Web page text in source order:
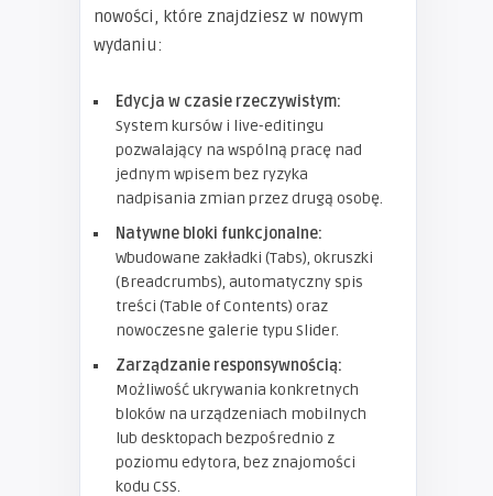
nowości, które znajdziesz w nowym
wydaniu:
Edycja w czasie rzeczywistym:
System kursów i live-editingu
pozwalający na wspólną pracę nad
jednym wpisem bez ryzyka
nadpisania zmian przez drugą osobę.
Natywne bloki funkcjonalne:
Wbudowane zakładki (Tabs), okruszki
(Breadcrumbs), automatyczny spis
treści (Table of Contents) oraz
nowoczesne galerie typu Slider.
Zarządzanie responsywnością:
Możliwość ukrywania konkretnych
bloków na urządzeniach mobilnych
lub desktopach bezpośrednio z
poziomu edytora, bez znajomości
kodu CSS.